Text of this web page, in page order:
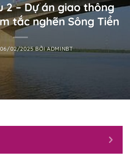
2 – Dự án giao thông
tắc nghẽn Sông Tiền
06/02/2025 BỞIADMINBT